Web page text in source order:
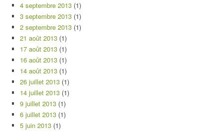
4 septembre 2013 (1)
3 septembre 2013 (1)
2 septembre 2013 (1)
21 août 2013 (1)
17 août 2013 (1)
16 août 2013 (1)
14 août 2013 (1)
26 juillet 2013 (1)
14 juillet 2013 (1)
9 juillet 2013 (1)
6 juillet 2013 (1)
5 juin 2013 (1)